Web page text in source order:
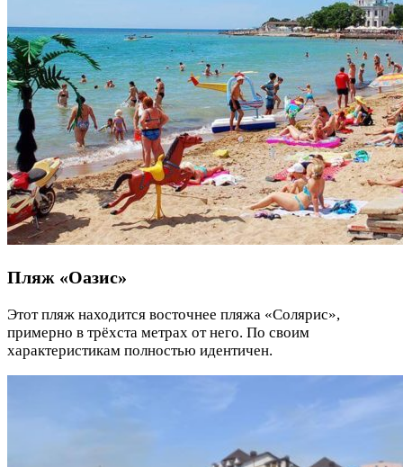
Пляж «Оазис»
Этот пляж находится восточнее пляжа «Солярис»,
примерно в трёхста метрах от него. По своим
характеристикам полностью идентичен.